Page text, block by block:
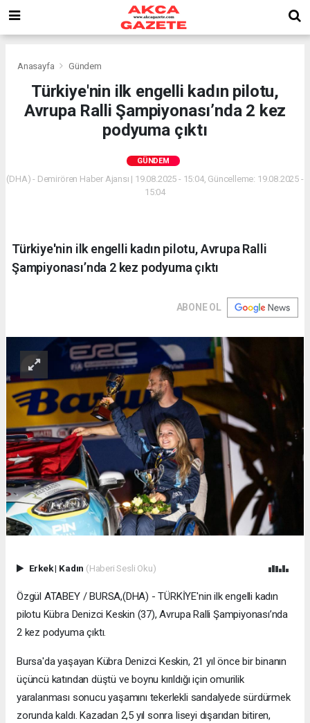
Anasayfa Gündem
Türkiye'nin ilk engelli kadın pilotu,
Avrupa Ralli Şampiyonası’nda 2 kez
podyuma çıktı
GÜNDEM
(DHA) - Demirören Haber Ajansı | 19.08.2025 - 15:04, Güncelleme: 19.08.2025 -
15:04
Türkiye'nin ilk engelli kadın pilotu, Avrupa Ralli
Şampiyonası’nda 2 kez podyuma çıktı
ABONE OL
Erkek| Kadın (Haberi Sesli Oku)
Özgül ATABEY / BURSA,(DHA) - TÜRKİYE'nin ilk engelli kadın
pilotu Kübra Denizci Keskin (37), Avrupa Ralli Şampiyonası’nda
2 kez podyuma çıktı.
Bursa'da yaşayan Kübra Denizci Keskin, 21 yıl önce bir binanın
üçüncü katından düştü ve boynu kırıldığı için omurilik
yaralanması sonucu yaşamını tekerlekli sandalyede sürdürmek
zorunda kaldı. Kazadan 2,5 yıl sonra liseyi dışarıdan bitiren,